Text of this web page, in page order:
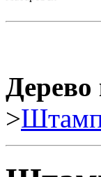
Дерево
>